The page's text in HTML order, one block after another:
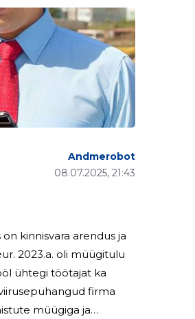
08.07.2025, 21:43
Andmerobot